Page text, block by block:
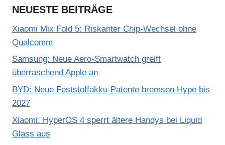
NEUESTE BEITRÄGE
Xiaomi Mix Fold 5: Riskanter Chip-Wechsel ohne
Qualcomm
Samsung: Neue Aero-Smartwatch greift
überraschend Apple an
BYD: Neue Feststoffakku-Patente bremsen Hype bis
2027
Xiaomi: HyperOS 4 sperrt ältere Handys bei Liquid
Glass aus